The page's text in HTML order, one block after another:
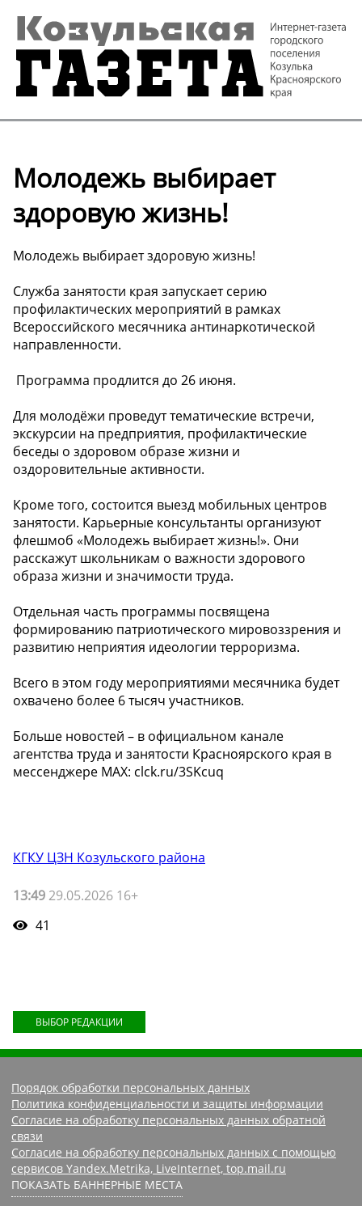
Молодежь выбирает
здоровую жизнь!
Молодежь выбирает здоровую жизнь!
Служба занятости края запускает серию
профилактических мероприятий в рамках
Всероссийского месячника антинаркотической
направленности.
️ Программа продлится до 26 июня.
Для молодёжи проведут тематические встречи,
экскурсии на предприятия, профилактические
беседы о здоровом образе жизни и
оздоровительные активности.
Кроме того, состоится выезд мобильных центров
занятости. Карьерные консультанты организуют
флешмоб «Молодежь выбирает жизнь!». Они
расскажут школьникам о важности здорового
образа жизни и значимости труда.
Отдельная часть программы посвящена
формированию патриотического мировоззрения и
развитию неприятия идеологии терроризма.
Всего в этом году мероприятиями месячника будет
охвачено более 6 тысяч участников.
Больше новостей – в официальном канале
агентства труда и занятости Красноярского края в
мессенджере MAX: clck.ru/3SKcuq
КГКУ ЦЗН Козульского района
13:49 29.05.2026 16+
41
ВЫБОР РЕДАКЦИИ
Порядок обработки персональных данных
Политика конфиденциальности и защиты информации
Согласие на обработку персональных данных обратной
связи
Согласие на обработку персональных данных с помощью
сервисов Yandex.Metrika, LiveInternet, top.mail.ru
ПОКАЗАТЬ БАННЕРНЫЕ МЕСТА